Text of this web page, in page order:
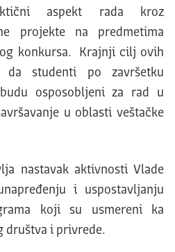
aspekt rada kroz
projekte na predmetima
konkursa. Krajnji cilj ovih
da studenti po završetku
osposobljeni za rad u
u oblasti veštačke
nastavak aktivnosti Vlade
i uspostavljanju
koji su usmereni ka
društva i privrede.